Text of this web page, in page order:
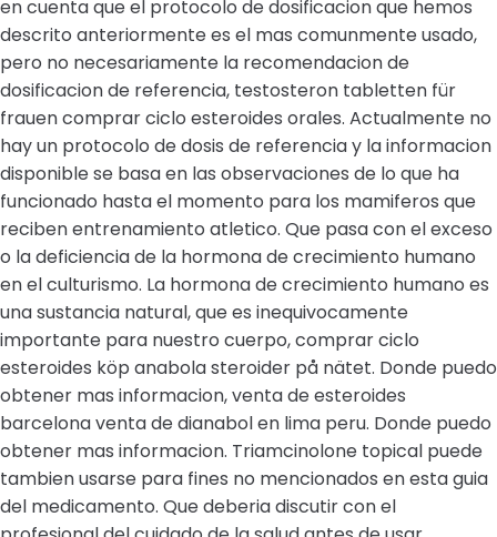
en cuenta que el protocolo de dosificacion que hemos
descrito anteriormente es el mas comunmente usado,
pero no necesariamente la recomendacion de
dosificacion de referencia, testosteron tabletten für
frauen comprar ciclo esteroides orales. Actualmente no
hay un protocolo de dosis de referencia y la informacion
disponible se basa en las observaciones de lo que ha
funcionado hasta el momento para los mamiferos que
reciben entrenamiento atletico. Que pasa con el exceso
o la deficiencia de la hormona de crecimiento humano
en el culturismo. La hormona de crecimiento humano es
una sustancia natural, que es inequivocamente
importante para nuestro cuerpo, comprar ciclo
esteroides köp anabola steroider på nätet. Donde puedo
obtener mas informacion, venta de esteroides
barcelona venta de dianabol en lima peru. Donde puedo
obtener mas informacion. Triamcinolone topical puede
tambien usarse para fines no mencionados en esta guia
del medicamento. Que deberia discutir con el